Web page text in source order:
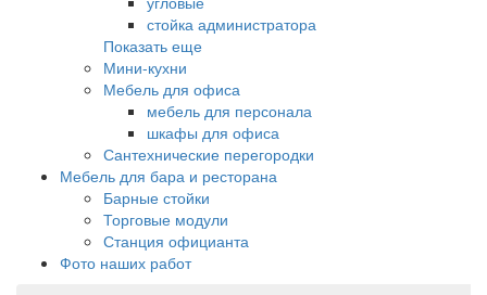
стойка администратора
Показать еще
Мини-кухни
Мебель для офиса
мебель для персонала
шкафы для офиса
Сантехнические перегородки
Мебель для бара и ресторана
Барные стойки
Торговые модули
Станция официанта
Фото наших работ